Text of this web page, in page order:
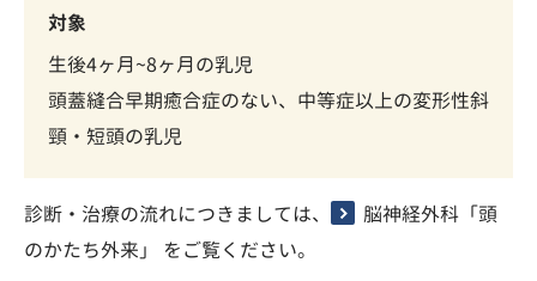
対象
生後4ヶ月~8ヶ月の乳児
頭蓋縫合早期癒合症のない、中等症以上の変形性斜
頸・短頭の乳児
診断・治療の流れにつきましては、
脳神経外科「頭
のかたち外来」 をご覧ください。